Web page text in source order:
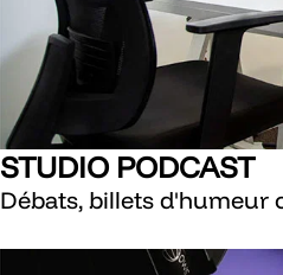
STUDIO PODCAST
Débats, billets d'humeur